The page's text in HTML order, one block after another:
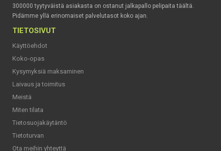
300000 tyytyväistä asiakasta on ostanut jalkapallo pelipaita täältä.
Pidämme yllä erinomaiset palvelutasot koko ajan.
TIETOSIVUT
Käyttöehdot
Koko-opas
Kysymyksiä maksaminen
Laivaus ja toimitus
Meistä
Miten tilata
Tietosuojakäytäntö
Tietoturvan
Ota meihin yhteyttä